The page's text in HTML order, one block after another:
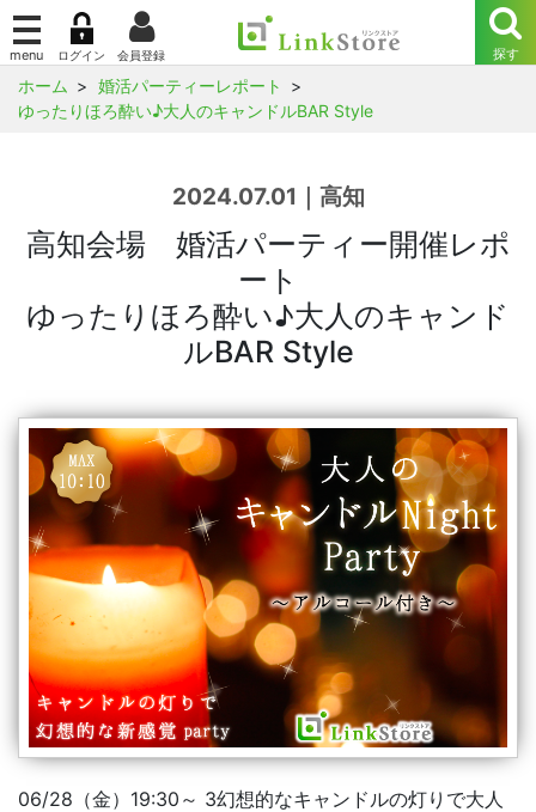
ホーム
婚活パーティーレポート
ゆったりほろ酔い♪大人のキャンドルBAR Style
2024.07.01｜高知
高知会場 婚活パーティー開催レポ
ート
ゆったりほろ酔い♪大人のキャンド
ルBAR Style
06/28（金）19:30～ 3幻想的なキャンドルの灯りで大人